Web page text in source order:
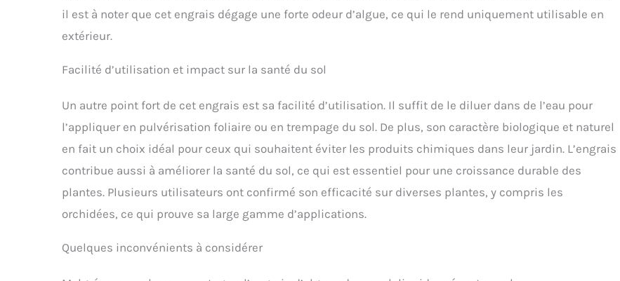
il est à noter que cet engrais dégage une forte odeur d’algue, ce qui le rend uniquement utilisable en
extérieur.
Facilité d’utilisation et impact sur la santé du sol
Un autre point fort de cet engrais est sa facilité d’utilisation. Il suffit de le diluer dans de l’eau pour
l’appliquer en pulvérisation foliaire ou en trempage du sol. De plus, son caractère biologique et naturel
en fait un choix idéal pour ceux qui souhaitent éviter les produits chimiques dans leur jardin. L’engrais
contribue aussi à améliorer la santé du sol, ce qui est essentiel pour une croissance durable des
plantes. Plusieurs utilisateurs ont confirmé son efficacité sur diverses plantes, y compris les
orchidées, ce qui prouve sa large gamme d’applications.
Quelques inconvénients à considérer